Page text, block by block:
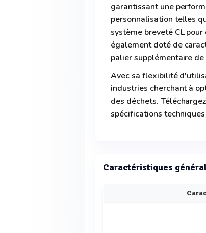
garantissant une
personnalisation telles
système breveté CL
également doté de
palier supplémentaire
Avec sa flexibilité
industries cherchant à
des déchets.
spécifications
Caractéristiques